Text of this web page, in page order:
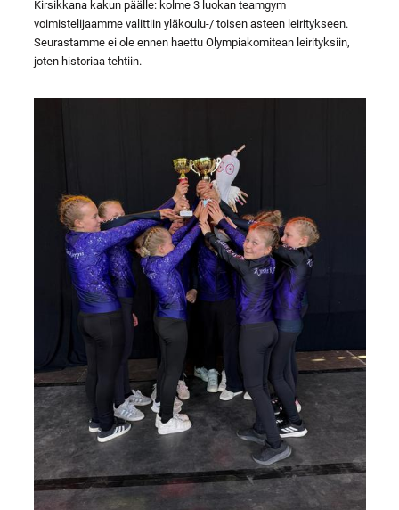
Kirsikkana kakun päälle: kolme 3 luokan teamgym
voimistelijaamme valittiin yläkoulu-/ toisen asteen leiritykseen.
Seurastamme ei ole ennen haettu Olympiakomitean leirityksiin,
joten historiaa tehtiin.